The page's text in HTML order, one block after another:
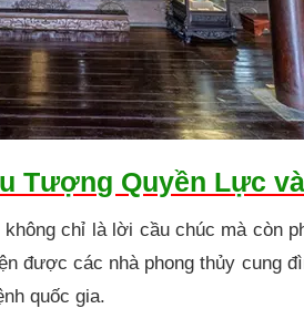
Tượng Quyền Lực
chỉ là lời cầu chúc mà còn
được các nhà phong thủy cung
quốc gia.